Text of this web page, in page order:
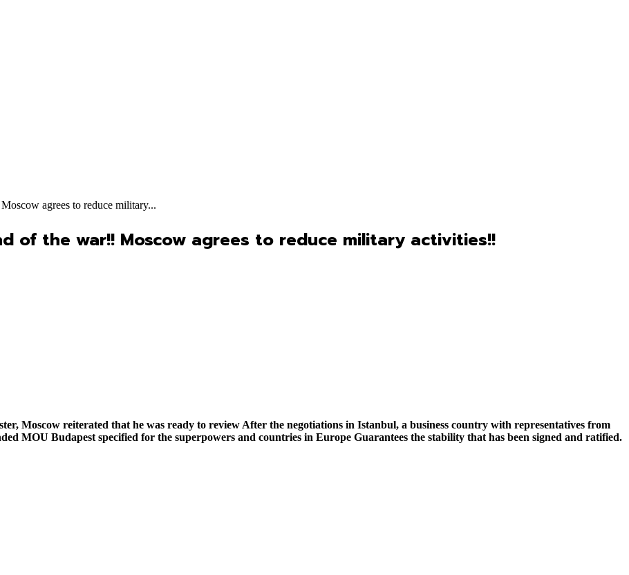
agrees to reduce military...
of the war!! Moscow agrees to reduce military activities!!
Moscow reiterated that he was ready to review After the negotiations in Istanbul, a business country with representatives from
MOU Budapest specified for the superpowers and countries in Europe Guarantees the stability that has been signed and ratified.